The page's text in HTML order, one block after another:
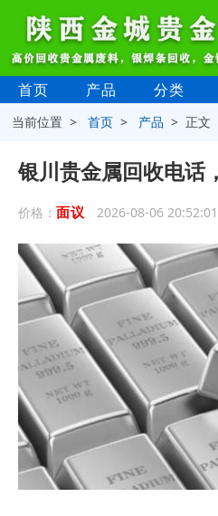
首页 产品 分类
当前位置 >首页 > 产品 > 正文
银川贵金属回收电话
价格： 面议 2026-08-06